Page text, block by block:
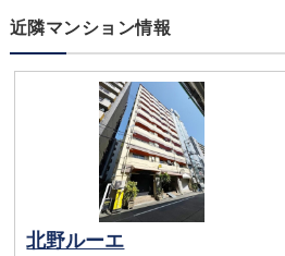
近隣マンション情報
北野ルーエ